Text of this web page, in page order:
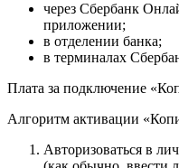
через Сбербанк
приложении;
в отделении банка;
в терминалах
Плата за подключение
Алгоритм активации
Авторизоваться в